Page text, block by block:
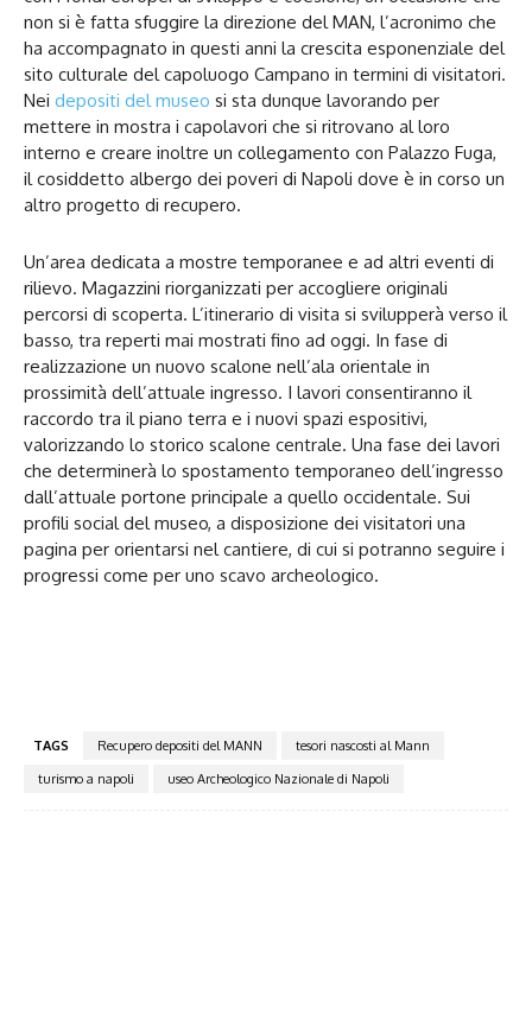
non si è fatta sfuggire la direzione del MAN, l’acronimo che
ha accompagnato in questi anni la crescita esponenziale del
sito culturale del capoluogo Campano in termini di visitatori.
Nei depositi del museo si sta dunque lavorando per
mettere in mostra i capolavori che si ritrovano al loro
interno e creare inoltre un collegamento con Palazzo Fuga,
il cosiddetto albergo dei poveri di Napoli dove è in corso un
altro progetto di recupero.
Un’area dedicata a mostre temporanee e ad altri eventi di
rilievo. Magazzini riorganizzati per accogliere originali
percorsi di scoperta. L’itinerario di visita si svilupperà verso il
basso, tra reperti mai mostrati fino ad oggi. In fase di
realizzazione un nuovo scalone nell’ala orientale in
prossimità dell’attuale ingresso. I lavori consentiranno il
raccordo tra il piano terra e i nuovi spazi espositivi,
valorizzando lo storico scalone centrale. Una fase dei lavori
che determinerà lo spostamento temporaneo dell’ingresso
dall’attuale portone principale a quello occidentale. Sui
profili social del museo, a disposizione dei visitatori una
pagina per orientarsi nel cantiere, di cui si potranno seguire i
progressi come per uno scavo archeologico.
TAGS Recupero depositi del MANN
tesori nascosti al Mann
turismo a napoli
useo Archeologico Nazionale di Napoli